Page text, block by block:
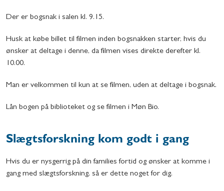
Der er bogsnak i salen kl. 9.15.
Husk at købe billet til filmen inden bogsnakken starter, hvis du
ønsker at deltage i denne, da filmen vises direkte derefter kl.
10.00.
Man er velkommen til kun at se filmen, uden at deltage i bogsnak.
Lån bogen på biblioteket og se filmen i Møn Bio.
Slægtsforskning kom godt i gang
Hvis du er nysgerrig på din families fortid og ønsker at komme i
gang med slægtsforskning, så er dette noget for dig.